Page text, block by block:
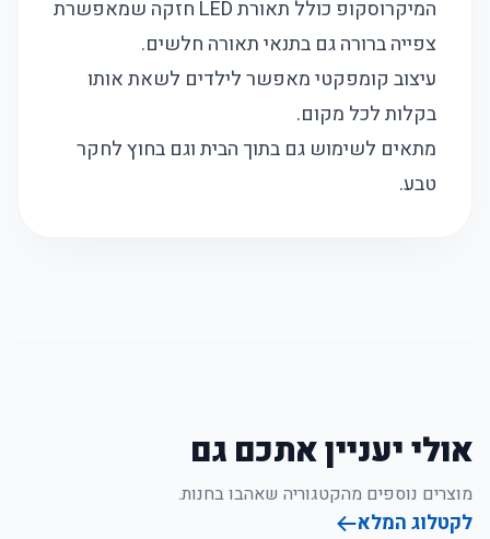
המיקרוסקופ כולל תאורת LED חזקה שמאפשרת
צפייה ברורה גם בתנאי תאורה חלשים.
עיצוב קומפקטי מאפשר לילדים לשאת אותו
בקלות לכל מקום.
מתאים לשימוש גם בתוך הבית וגם בחוץ לחקר
טבע.
אולי יעניין אתכם גם
מוצרים נוספים מהקטגוריה שאהבו בחנות.
לקטלוג המלא